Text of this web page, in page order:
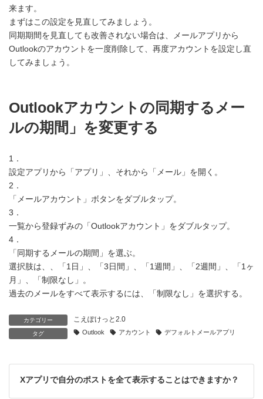
:
来ます。
まずはこの設定を見直してみましょう。
同期期間を見直しても改善されない場合は、メールアプリから
Outlookのアカウントを一度削除して、再度アカウントを設定し直
してみましょう。
Outlookアカウントの同期するメー
ルの期間」を変更する
1．
設定アプリから「アプリ」、それから「メール」を開く。
2．
「メールアカウント」ボタンをダブルタップ。
3．
一覧から登録ずみの「Outlookアカウント」をダブルタップ。
4．
「同期するメールの期間」を選ぶ。
選択肢は、、「1日」、「3日間」、「1週間」、「2週間」、「1ヶ
月」、「制限なし」。
過去のメールをすべて表示するには、「制限なし」を選択する。
カテゴリー こえぽけっと2.0
タグ Outlook アカウント デフォルトメールアプリ
Xアプリで自分のポストを全て表示することはできますか？